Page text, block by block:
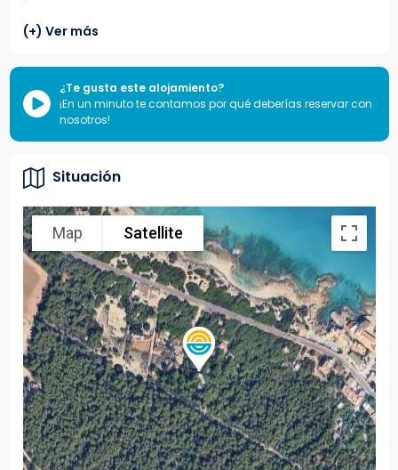
(+) Ver más
¿Te gusta este alojamiento?
¡En un minuto te contamos por qué deberías reservar con
nosotros!
Situación
Map Satellite